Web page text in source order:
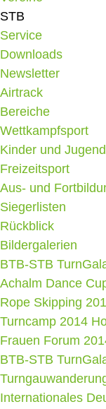
STB
Service
Downloads
Newsletter
Airtrack
Bereiche
Wettkampfsport
Kinder und Jugend
Freizeitsport
Aus- und
Siegerlisten
Rückblick
Bildergalerien
BTB-STB
Achalm Dance
Rope Skipping
Turncamp 2014
Frauen Forum
BTB-STB
Internationales